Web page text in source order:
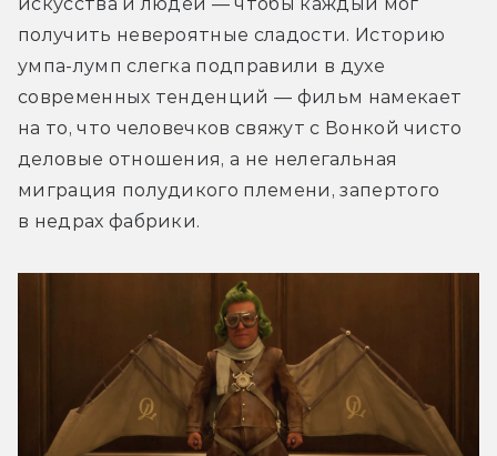
получить невероятные сладости. Историю
умпа-лумп слегка подправили в духе
современных тенденций — фильм намекает
на то, что человечков свяжут с Вонкой чисто
деловые отношения, а не нелегальная
миграция полудикого племени, запертого
в недрах фабрики.